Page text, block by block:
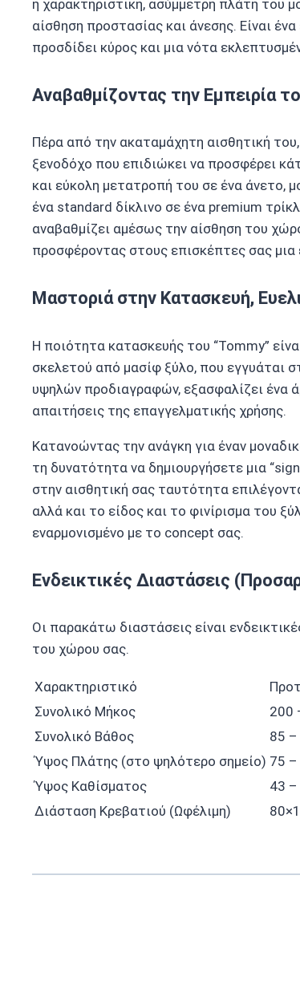
η χαρακτηριστική, ασύμμετρη πλάτη του
αίσθηση προστασίας και άνεσης. Είναι
προσδίδει κύρος και μια νότα
Αναβαθμίζοντας την Εμπειρία
Πέρα από την ακαταμάχητη αισθητική
ξενοδόχο που επιδιώκει να προσφέρει
και εύκολη μετατροπή του σε ένα άνετο,
ένα standard δίκλινο σε ένα premium
αναβαθμίζει αμέσως την αίσθηση του
προσφέροντας στους επισκέπτες σας μια
Μαστοριά στην Κατασκευή,
Η ποιότητα κατασκευής του “Tommy”
σκελετού από μασίφ ξύλο, που εγγυάται
υψηλών προδιαγραφών, εξασφαλίζει ένα
απαιτήσεις της επαγγελματικής χρήσης.
Κατανοώντας την ανάγκη για έναν
τη δυνατότητα να δημιουργήσετε μια
στην αισθητική σας ταυτότητα
αλλά και το είδος και το φινίρισμα του
εναρμονισμένο με το concept σας.
Ενδεικτικές Διαστάσεις
Οι παρακάτω διαστάσεις είναι
του χώρου σας.
Χαρακτηριστικό
Συνολικό Μήκος
200
Συνολικό Βάθος
85
Ύψος Πλάτης (στο ψηλότερο σημείο) 75
Ύψος Καθίσματος
43
Διάσταση Κρεβατιού (Ωφέλιμη)